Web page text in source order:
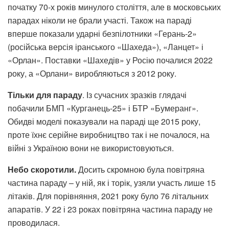
початку 70-х років минулого століття, але в московських
парадах ніколи не брали участі. Також на параді
вперше показали ударні безпілотники «Герань-2»
(російська версія іранського «Шахеда»), «Ланцет» і
«Орлан». Поставки «Шахедів» у Росію почалися 2022
року, а «Орлани» виробляються з 2012 року.
Тільки для параду. Із сучасних зразків глядачі
побачили БМП «Курганець-25» і БТР «Бумеранг».
Обидві моделі показували на параді ще 2015 року,
проте їхнє серійне виробництво так і не почалося, на
війні з Україною вони не використовуються.
Небо скоротили.Досить скромною була повітряна
частина параду – у ній, як і торік, узяли участь лише 15
літаків. Для порівняння, 2021 року було 76 літальних
апаратів. У 22 і 23 роках повітряна частина параду не
проводилася.